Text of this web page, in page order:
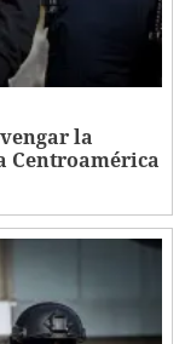
la
Centroamérica